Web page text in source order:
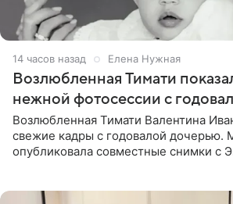
14 часов назад Елена Нужная
Возлюбленная Тимати
нежной фотосессии с
Возлюбленная Тимати Валентина
свежие кадры с годовалой дочерью.
опубликовала совместные снимки с